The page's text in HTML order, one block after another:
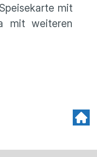
mit
mit weiteren